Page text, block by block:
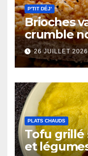
P'TIT DÉJ'
Brioches
crumble
26 JUILLET
PLATS CHAUDS
Tofu grillé
et